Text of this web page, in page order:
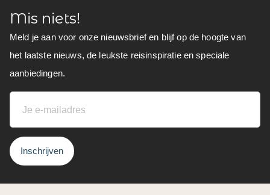
Mis niets!
Meld je aan voor onze nieuwsbrief en blijf op de hoogte van
het laatste nieuws, de leukste reisinspiratie en speciale
aanbiedingen.
Inschrijven